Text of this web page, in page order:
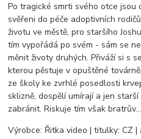
Po tragické smrti svého otce jsou
svěřeni do péče adoptivních
životu ve městě, pro staršího
tím vypořádá po svém - sám se
měnit životy druhých. Přiváží si s
kterou pěstuje v opuštěné
ze školy ke zvrhlé posedlosti
sklizně, dospělí umírají a jen
zabránit. Riskuje tím však bratrův…
Výrobce: Řitka video | titulky: CZ |